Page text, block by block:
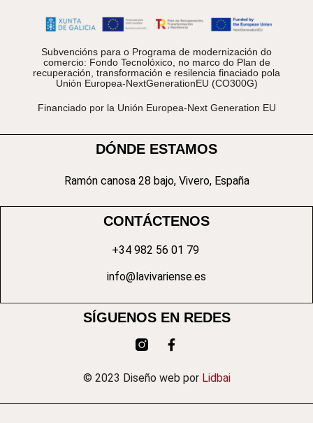
Subvencións para o Programa de modernización do
comercio: Fondo Tecnolóxico, no marco do Plan de
recuperación, transformación e resilencia finaciado pola
Unión Europea-NextGenerationEU (CO300G)
Financiado por la Unión Europea-Next Generation EU
DÓNDE ESTAMOS
Ramón canosa 28 bajo, Vivero, España
CONTÁCTENOS
+34 982 56 01 79
info@lavivariense.es
SÍGUENOS EN REDES
© 2023 Diseño web por Lidbai